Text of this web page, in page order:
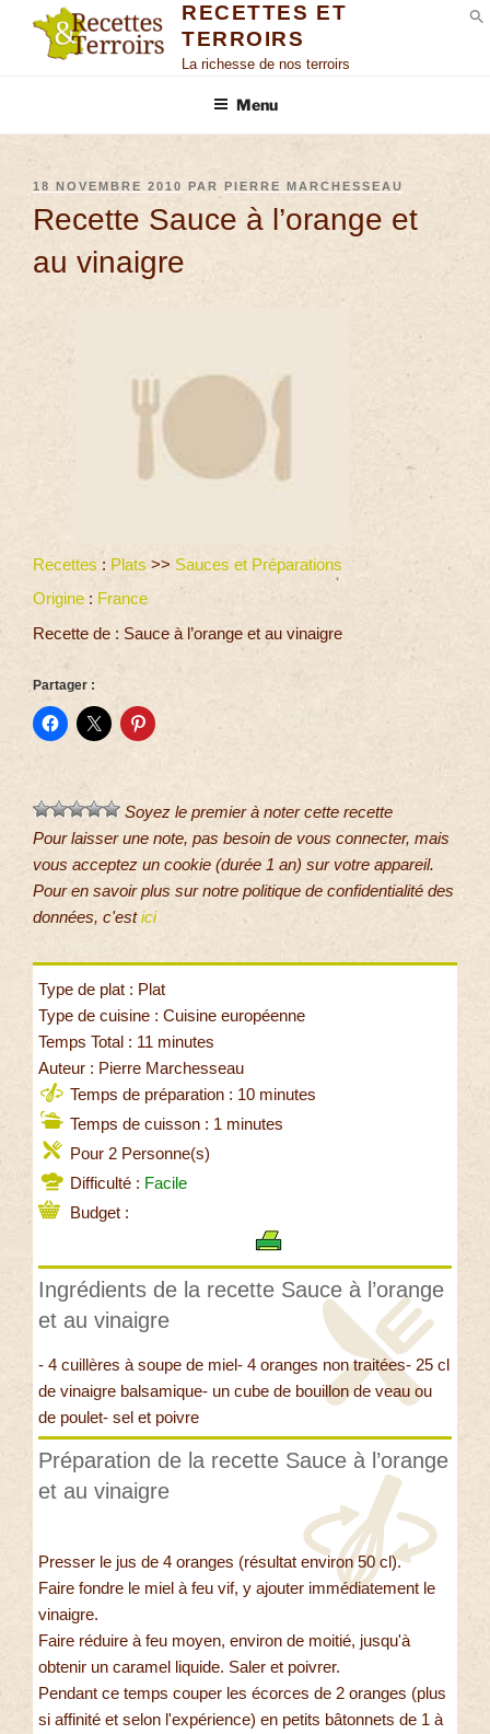
RECETTES ET
TERROIRS
La richesse de nos terroirs
Menu
18 NOVEMBRE 2010 PAR PIERRE MARCHESSEAU
Recette Sauce à l’orange et
au vinaigre
Recettes : Plats >> Sauces et Préparations
Origine : France
Recette de : Sauce à l’orange et au vinaigre
Partager :
Soyez le premier à noter cette recette
Pour laisser une note, pas besoin de vous connecter, mais
vous acceptez un cookie (durée 1 an) sur votre appareil.
Pour en savoir plus sur notre politique de confidentialité des
données, c'estici
Type de plat : Plat
Type de cuisine : Cuisine européenne
Temps Total : 11 minutes
Auteur : Pierre Marchesseau
Temps de préparation : 10 minutes
Temps de cuisson : 1 minutes
Pour 2 Personne(s)
Difficulté : Facile
Budget :
Ingrédients de la recette Sauce à l’orange
et au vinaigre
- 4 cuillères à soupe de miel- 4 oranges non traitées- 25 cl
de vinaigre balsamique- un cube de bouillon de veau ou
de poulet- sel et poivre
Préparation de la recette Sauce à l’orange
et au vinaigre
Presser le jus de 4 oranges (résultat environ 50 cl).
Faire fondre le miel à feu vif, y ajouter immédiatement le
vinaigre.
Faire réduire à feu moyen, environ de moitié, jusqu'à
obtenir un caramel liquide. Saler et poivrer.
Pendant ce temps couper les écorces de 2 oranges (plus
si affinité et selon l'expérience) en petits bâtonnets de 1 à